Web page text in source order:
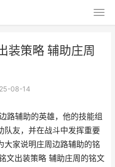
装策略 辅助庄周
08-14
路辅助的英雄，他的技能组
队友，并在战斗中发挥重要
大家说明庄周边路辅助的铭
文出装策略 辅助庄周的铭文